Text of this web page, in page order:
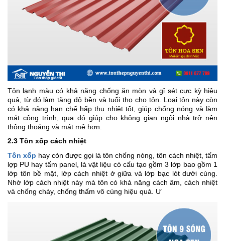
Tôn lạnh màu có khả năng chống ăn mòn và gỉ sét cực kỳ hiệu
quả, từ đó làm tăng độ bền và tuổi thọ cho tôn. Loại tôn này còn
có khả năng hạn chế hấp thụ nhiệt tốt, giúp chống nóng và làm
mát công trình, qua đó giúp cho không gian ngôi nhà trở nên
thông thoáng và mát mẻ hơn.
2.3 Tôn xốp cách nhiệt
Tôn xốp hay còn được gọi là tôn chống nóng, tôn cách nhiệt, tấm
lợp PU hay tấm panel, là vật liệu có cấu tạo gồm 3 lớp bao gồm 1
lớp tôn bề mặt, lớp cách nhiệt ở giữa và lớp bạc lót dưới cùng.
Nhờ lớp cách nhiệt này mà tôn có khả năng cách âm, cách nhiệt
và chống cháy, chống thấm vô cùng hiệu quả. Ư